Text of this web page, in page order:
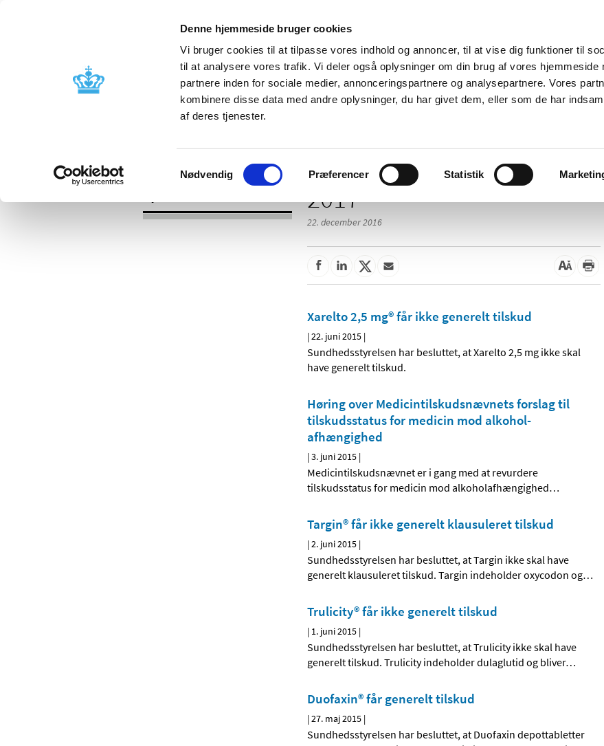
Denne hjemmeside bruger cookies
Vi bruger cookies til at tilpasse vores indhold og annoncer, til at vise dig funktioner til
til at analysere vores trafik. Vi deler også oplysninger om din brug af vores hjemmeside
partnere inden for sociale medier, annonceringspartnere og analysepartnere. Vores
kombinere disse data med andre oplysninger, du har givet dem, eller som de har
af deres tjenester.
Samtykkevalg
Nødvendig Præferencer Statistik
Nyheder Om os Kontakt
Godkendelse og
Bivirkninger og
produktinformation
Tilskud og
Apoteker og salg af
2017
22. december 2016
Xarelto 2,5 mg® får ikke generelt tilskud
|22. juni 2015 |
Sundhedsstyrelsen har besluttet, at Xarelto 2,5 mg ikke skal
have generelt tilskud.
Høring over Medicintilskuds­nævnets forslag til
tilskudsstatus for medicin mod alkohol­
afhængighed
|3. juni 2015 |
Medicintilskudsnævnet er i gang med at revurdere
tilskudsstatus for medicin mod alkoholafhængighed…
Targin® får ikke generelt klausuleret tilskud
|2. juni 2015 |
Sundhedsstyrelsen har besluttet, at Targin ikke skal have
generelt klausuleret tilskud. Targin indeholder oxycodon og…
Trulicity® får ikke generelt tilskud
| 1. juni 2015 |
Sundhedsstyrelsen har besluttet, at Trulicity ikke skal have
generelt tilskud. Trulicity indeholder dulaglutid og bliver…
Duofaxin® får generelt tilskud
|27. maj 2015 |
Sundhedsstyrelsen har besluttet, at Duofaxin depottabletter